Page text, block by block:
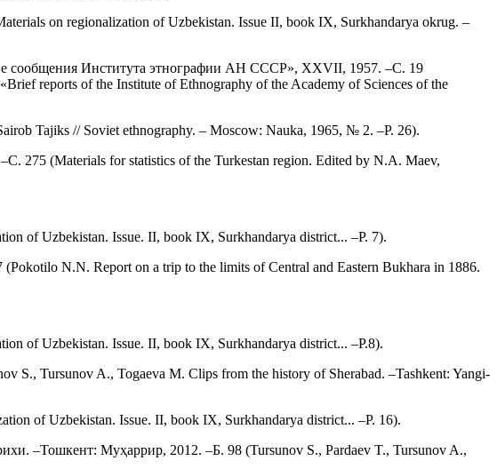
on regionalization of Uzbekistan. Issue II, book IX, Surkhandarya okrug. –
сообщения Института этнографии АН СССР», XXVII, 1957. –С. 19
reports of the Institute of Ethnography of the Academy of Sciences of the
Tajiks // Soviet ethnography. – Moscow: Nauka, 1965, № 2. –P. 26).
275 (Materials for statistics of the Turkestan region. Edited by N.A. Maev,
of Uzbekistan. Issue. II, book IX, Surkhandarya district... –P. 7).
N.N. Report on a trip to the limits of Central and Eastern Bukhara in 1886.
of Uzbekistan. Issue. II, book IX, Surkhandarya district... –P.8).
Tursunov A., Togaeva M. Clips from the history of Sherabad. –Tashkent: Yangi-
of Uzbekistan. Issue. II, book IX, Surkhandarya district... –P. 16).
–Тошкент: Муҳаррир, 2012. –Б. 98 (Tursunov S., Pardaev T., Tursunov A.,